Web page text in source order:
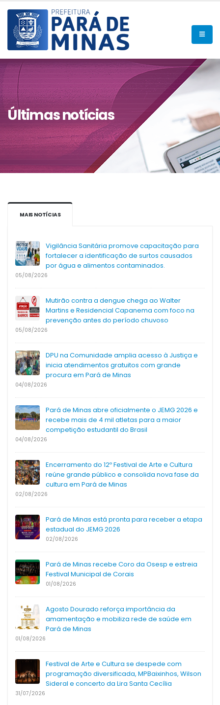
Últimas notícias
MAIS NOTÍCIAS
Vigilância Sanitária promove capacitação para
fortalecer a identificação de surtos causados
por água e alimentos contaminados.
05/08/2026
Mutirão contra a dengue chega ao Walter
Martins e Residencial Capanema com foco na
prevenção antes do período chuvoso
05/08/2026
DPU na Comunidade amplia acesso à Justiça e
inicia atendimentos gratuitos com grande
procura em Pará de Minas
04/08/2026
Pará de Minas abre oficialmente o JEMG 2026 e
recebe mais de 4 mil atletas para a maior
competição estudantil do Brasil
04/08/2026
Encerramento do 12º Festival de Arte e Cultura
reúne grande público e consolida nova fase da
cultura em Pará de Minas
02/08/2026
Pará de Minas está pronta para receber a etapa
estadual do JEMG 2026
02/08/2026
Pará de Minas recebe Coro da Osesp e estreia
Festival Municipal de Corais
01/08/2026
Agosto Dourado reforça importância da
amamentação e mobiliza rede de saúde em
Pará de Minas
01/08/2026
Festival de Arte e Cultura se despede com
programação diversificada, MPBaixinhos, Wilson
Sideral e concerto da Lira Santa Cecília
31/07/2026